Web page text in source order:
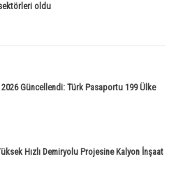
oldu
Güncellendi: Türk Pasaportu 199 Ülke
Hızlı Demiryolu Projesine Kalyon İnşaat